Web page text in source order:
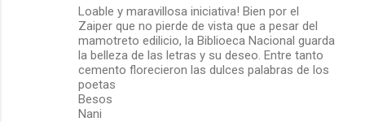
Loable y maravillosa iniciativa! Bien por el
Zaiper que no pierde de vista que a pesar del
mamotreto edilicio, la Biblioeca Nacional guarda
la belleza de las letras y su deseo. Entre tanto
cemento florecieron las dulces palabras de los
poetas
Besos
Nani